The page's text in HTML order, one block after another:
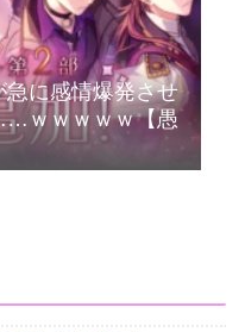
急に感情爆発させ
ｗｗｗｗｗ【愚